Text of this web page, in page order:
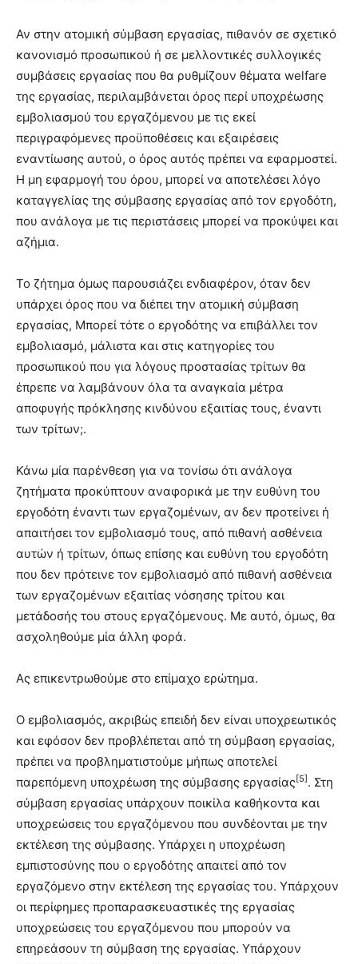
Αν στην ατομική σύμβαση εργασίας, πιθανόν σε σχετικό
κανονισμό προσωπικού ή σε μελλοντικές συλλογικές
συμβάσεις εργασίας που θα ρυθμίζουν θέματα welfare
της εργασίας, περιλαμβάνεται όρος περί υποχρέωσης
εμβολιασμού του εργαζόμενου με τις εκεί
περιγραφόμενες προϋποθέσεις και εξαιρέσεις
εναντίωσης αυτού, ο όρος αυτός πρέπει να εφαρμοστεί.
Η μη εφαρμογή του όρου, μπορεί να αποτελέσει λόγο
καταγγελίας της σύμβασης εργασίας από τον εργοδότη,
που ανάλογα με τις περιστάσεις μπορεί να προκύψει και
αζήμια.
Το ζήτημα όμως παρουσιάζει ενδιαφέρον, όταν δεν
υπάρχει όρος που να διέπει την ατομική σύμβαση
εργασίας, Μπορεί τότε ο εργοδότης να επιβάλλει τον
εμβολιασμό, μάλιστα και στις κατηγορίες του
προσωπικού που για λόγους προστασίας τρίτων θα
έπρεπε να λαμβάνουν όλα τα αναγκαία μέτρα
αποφυγής πρόκλησης κινδύνου εξαιτίας τους, έναντι
των τρίτων;.
Κάνω μία παρένθεση για να τονίσω ότι ανάλογα
ζητήματα προκύπτουν αναφορικά με την ευθύνη του
εργοδότη έναντι των εργαζομένων, αν δεν προτείνει ή
απαιτήσει τον εμβολιασμό τους, από πιθανή ασθένεια
αυτών ή τρίτων, όπως επίσης και ευθύνη του εργοδότη
που δεν πρότεινε τον εμβολιασμό από πιθανή ασθένεια
των εργαζομένων εξαιτίας νόσησης τρίτου και
μετάδοσής του στους εργαζόμενους. Με αυτό, όμως, θα
ασχοληθούμε μία άλλη φορά.
Ας επικεντρωθούμε στο επίμαχο ερώτημα.
Ο εμβολιασμός, ακριβώς επειδή δεν είναι υποχρεωτικός
και εφόσον δεν προβλέπεται από τη σύμβαση εργασίας,
πρέπει να προβληματιστούμε μήπως αποτελεί
παρεπόμενη υποχρέωση της σύμβασης εργασίας[5] . Στη
σύμβαση εργασίας υπάρχουν ποικίλα καθήκοντα και
υποχρεώσεις του εργαζόμενου που συνδέονται με την
εκτέλεση της σύμβασης. Υπάρχει η υποχρέωση
εμπιστοσύνης που ο εργοδότης απαιτεί από τον
εργαζόμενο στην εκτέλεση της εργασίας του. Υπάρχουν
οι περίφημες προπαρασκευαστικές της εργασίας
υποχρεώσεις του εργαζόμενου που μπορούν να
επηρεάσουν τη σύμβαση της εργασίας. Υπάρχουν